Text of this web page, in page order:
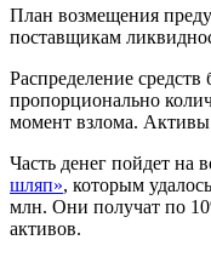
План возмещения
поставщикам
Распределение средств
пропорционально
момент взлома. Активы
Часть денег пойдет на
шляп», которым
млн. Они получат по
активов.